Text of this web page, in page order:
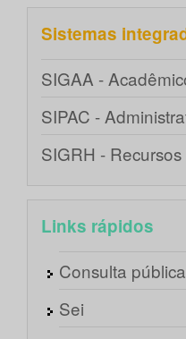
Sistemas
SIGAA -
SIPAC -
SIGRH -
Links rápidos
Consulta
Sei